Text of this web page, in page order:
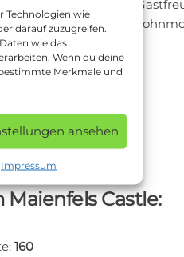
Technologien wie
darauf zuzugreifen.
wie das
Wenn du deine
Merkmale und
ansehen
Impressum
herzlich ein, unsere
Maienfels Castle
Maps
Castle:
160